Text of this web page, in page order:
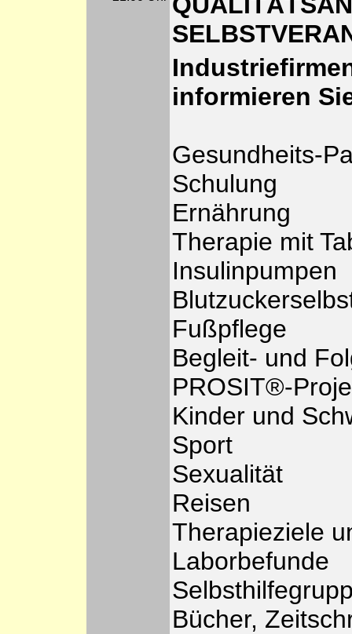
informieren
Gesundheits-
Schulung
Ernährung
Therapie mit
Insulinpumpen
Fußpflege
Begleit- und
PROSIT®-
Kinder und
Sport
Sexualität
Reisen
Therapieziele
Laborbefunde
Bücher,